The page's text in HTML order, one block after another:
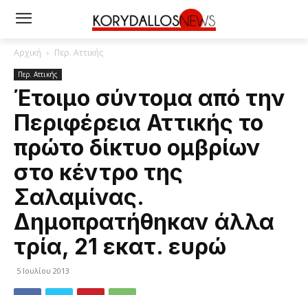
Αρχική Περ. Αττικής
Περ. Αττικής
Έτοιμο σύντομα από την
Περιφέρεια Αττικής το
πρώτο δίκτυο ομβρίων
στο κέντρο της
Σαλαμίνας.
Δημοπρατήθηκαν άλλα
τρία, 21 εκατ. ευρώ
5 Ιουλίου 2013